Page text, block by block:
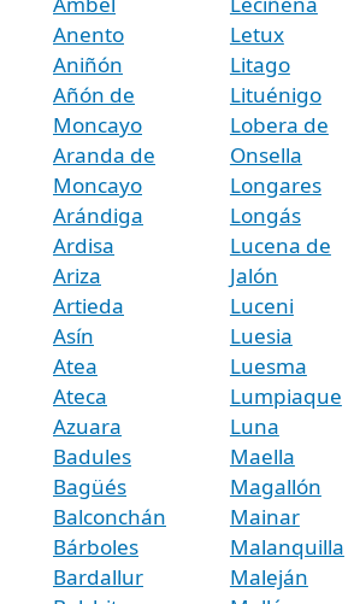
Anento
Aniñón
Añón de
Moncayo
Aranda de
Moncayo
Arándiga
Ardisa
Ariza
Artieda
Asín
Atea
Ateca
Azuara
Badules
Bagüés
Balconchán
Bárboles
Bardallur
Letux
Litago
Lituénigo
Lobera de
Onsella
Longares
Longás
Lucena de
Jalón
Luceni
Luesia
Luesma
Lumpiaque
Luna
Maella
Magallón
Mainar
Malanquilla
Maleján